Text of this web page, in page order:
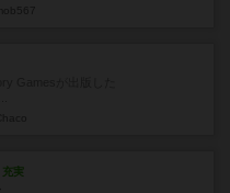
充実